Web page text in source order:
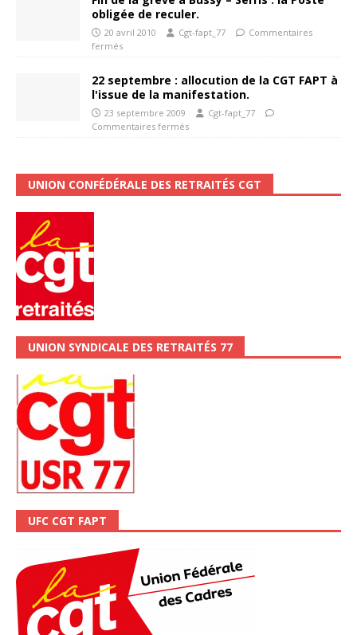
obligée de reculer.
20 avril 2010 Cgt-fapt_77
Commentaires
fermés
22 septembre : allocution de la CGT FAPT à
l'issue de la manifestation.
23 septembre 2009
Cgt-fapt_77
Commentaires fermés
UNION CONFÉDÉRALE DES RETRAITÉS CGT
UNION SYNDICALE DES RETRAITÉS 77
UFC CGT FAPT